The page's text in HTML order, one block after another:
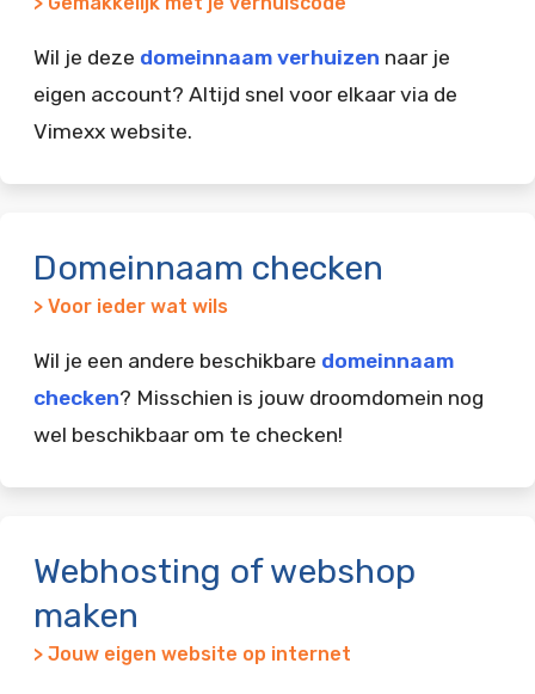
Wil je deze domeinnaam verhuizen naar je
eigen account? Altijd snel voor elkaar via de
Vimexx website.
Domeinnaam checken
> Voor ieder wat wils
Wil je een andere beschikbare domeinnaam
checken? Misschien is jouw droomdomein nog
wel beschikbaar om te checken!
Webhosting of webshop
maken
> Jouw eigen website op internet